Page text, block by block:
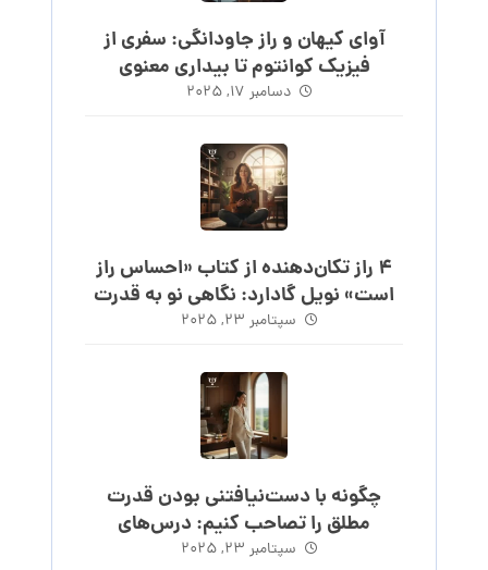
آوای کیهان و راز جاودانگی: سفری از
فیزیک کوانتوم تا بیداری معنوی
دسامبر ۱۷, ۲۰۲۵
۴ راز تکان‌دهنده از کتاب «احساس راز
است» نویل گادارد: نگاهی نو به قدرت
احساس
سپتامبر ۲۳, ۲۰۲۵
چگونه با دست‌نیافتنی بودن قدرت
مطلق را تصاحب کنیم: درس‌های
ماکیاولی
سپتامبر ۲۳, ۲۰۲۵